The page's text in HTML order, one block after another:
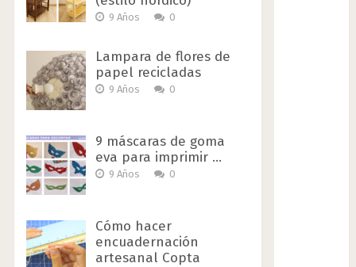
9 Años 0
Lampara de flores de
papel recicladas
9 Años 0
9 máscaras de goma
eva para imprimir …
9 Años 0
Cómo hacer
encuadernación
artesanal Copta